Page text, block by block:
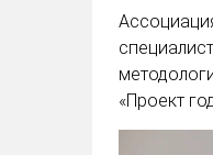
«Проект